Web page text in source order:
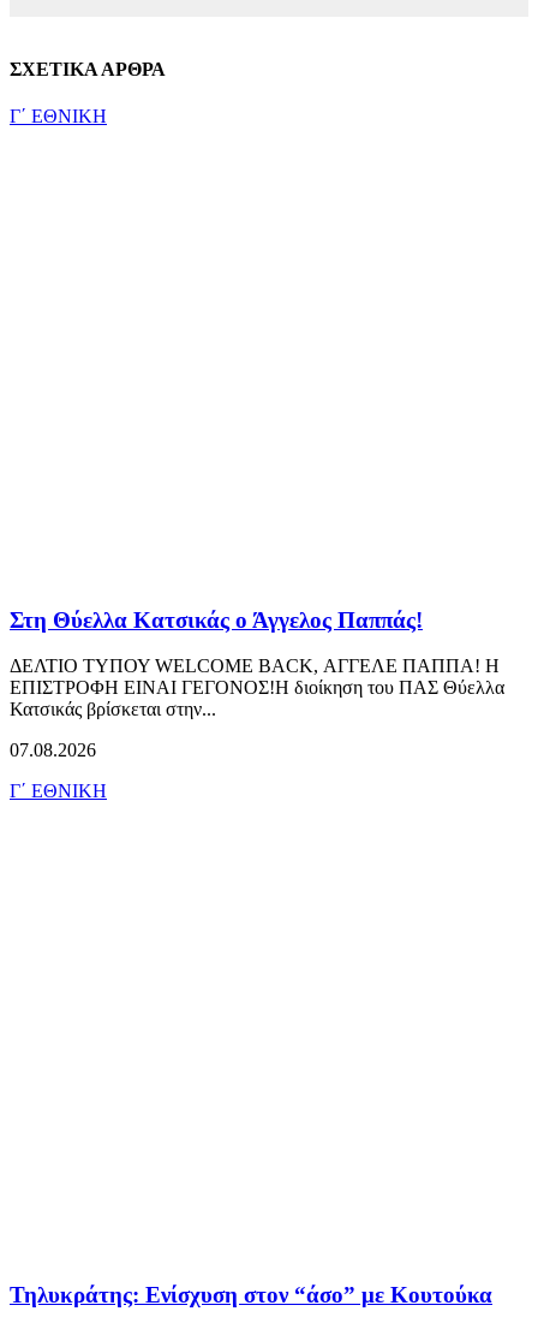
ΣΧΕΤΙΚΑ ΑΡΘΡΑ
Γ΄ ΕΘΝΙΚΗ
Στη Θύελλα Κατσικάς ο Άγγελος Παππάς!
ΔΕΛΤΙΟ ΤΥΠΟΥ WELCOME BACK, ΑΓΓΕΛΕ ΠΑΠΠΑ! Η
ΕΠΙΣΤΡΟΦΗ ΕΙΝΑΙ ΓΕΓΟΝΟΣ!Η διοίκηση του ΠΑΣ Θύελλα
Κατσικάς βρίσκεται στην...
07.08.2026
Γ΄ ΕΘΝΙΚΗ
Τηλυκράτης: Ενίσχυση στον “άσο” με Κουτούκα